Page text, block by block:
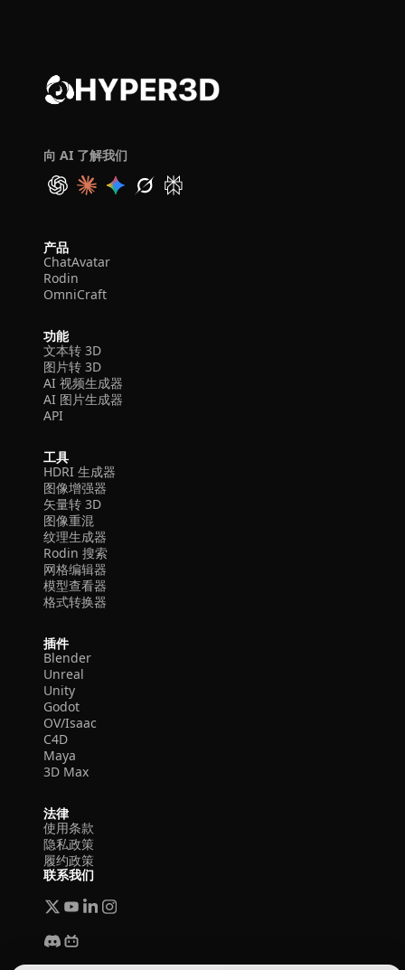
向 AI 了解我们
产品
ChatAvatar
Rodin
OmniCraft
功能
文本转 3D
图片转 3D
AI 视频生成器
AI 图片生成器
API
工具
HDRI 生成器
图像增强器
矢量转 3D
图像重混
纹理生成器
Rodin 搜索
网格编辑器
模型查看器
格式转换器
插件
Blender
Unreal
Unity
Godot
OV/Isaac
C4D
Maya
3D Max
法律
使用条款
隐私政策
履约政策
联系我们